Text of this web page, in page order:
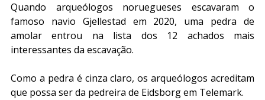
Quando arqueólogos noruegueses escavaram o
famoso navio Gjellestad em 2020, uma pedra de
amolar entrou na lista dos 12 achados mais
interessantes da escavação.
Como a pedra é cinza claro, os arqueólogos acreditam
que possa ser da pedreira de Eidsborg em Telemark.